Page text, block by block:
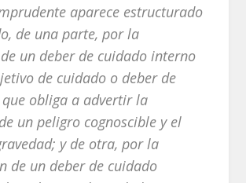
aparece estructurado
de una parte, por la
un deber de cuidado interno
de cuidado o deber de
obliga a advertir la
un peligro cognoscible y el
y de otra, por la
de un deber de cuidado